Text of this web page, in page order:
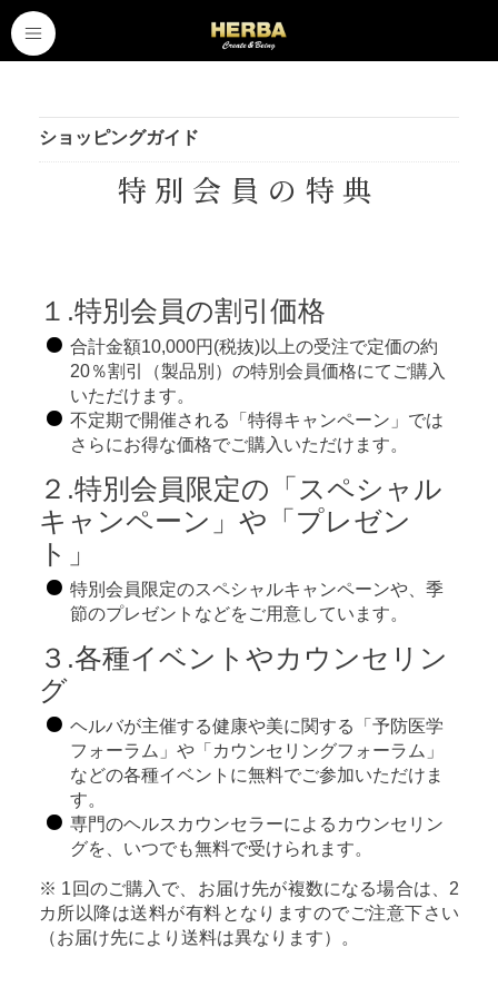
ショッピングガイド
特別会員の特典
１.特別会員の割引価格
合計金額10,000円(税抜)以上の受注で定価の約
20％割引（製品別）の特別会員価格にてご購入
いただけます。
不定期で開催される「特得キャンペーン」では
さらにお得な価格でご購入いただけます。
２.特別会員限定の「スペシャル
キャンペーン」や「プレゼン
ト」
特別会員限定のスペシャルキャンペーンや、季
節のプレゼントなどをご用意しています。
３.各種イベントやカウンセリン
グ
ヘルバが主催する健康や美に関する「予防医学
フォーラム」や「カウンセリングフォーラム」
などの各種イベントに無料でご参加いただけま
す。
専門のヘルスカウンセラーによるカウンセリン
グを、いつでも無料で受けられます。
※ 1回のご購入で、お届け先が複数になる場合は、2
カ所以降は送料が有料となりますのでご注意下さい
（お届け先により送料は異なります）。